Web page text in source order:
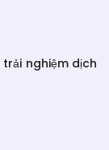
nghiệm dịch